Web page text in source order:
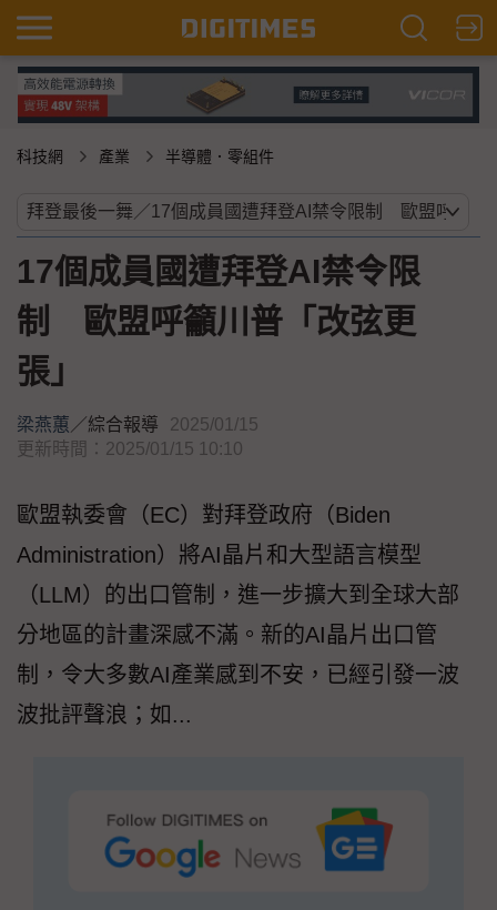
科技網 產業 半導體．零組件
17個成員國遭拜登AI禁令限
制 歐盟呼籲川普「改弦更
張」
梁燕蕙／綜合報導
2025/01/15
更新時間：2025/01/15 10:10
歐盟執委會（EC）對拜登政府（Biden
Administration）將AI晶片和大型語言模型
（LLM）的出口管制，進一步擴大到全球大部
分地區的計畫深感不滿。新的AI晶片出口管
制，令大多數AI產業感到不安，已經引發一波
波批評聲浪；如...